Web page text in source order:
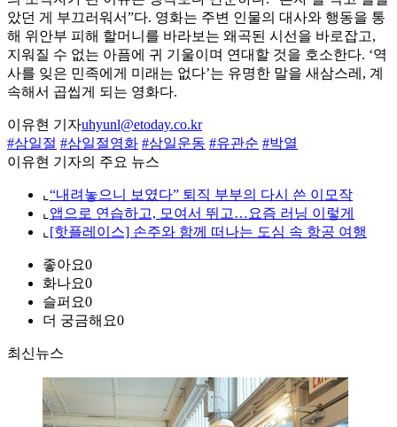
았던 게 부끄러워서”다. 영화는 주변 인물의 대사와 행동을 통
해 위안부 피해 할머니를 바라보는 왜곡된 시선을 바로잡고,
지워질 수 없는 아픔에 귀 기울이며 연대할 것을 호소한다. ‘역
사를 잊은 민족에게 미래는 없다’는 유명한 말을 새삼스레, 계
속해서 곱씹게 되는 영화다.
이유현 기자uhyunl@etoday.co.kr
#삼일절 #삼일절영화 #삼일운동 #유관순 #박열
이유현 기자의 주요 뉴스
⌞ “내려놓으니 보였다” 퇴직 부부의 다시 쓴 이모작
⌞ 앱으로 연습하고, 모여서 뛰고…요즘 러닝 이렇게
⌞ [핫플레이스] 손주와 함께 떠나는 도심 속 항공 여행
좋아요0
화나요0
슬퍼요0
더 궁금해요0
최신뉴스